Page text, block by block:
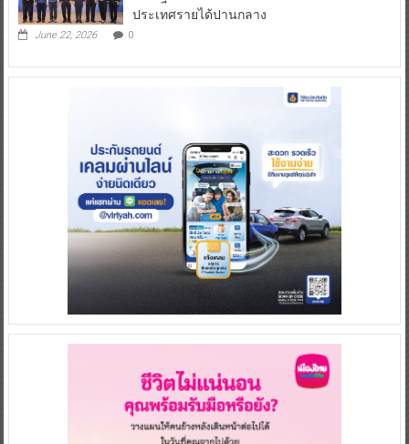
ประเทศรายได้ปานกลาง
June 22, 2026 0